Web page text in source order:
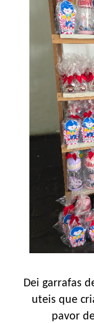
Dei garrafas
uteis que
pavor